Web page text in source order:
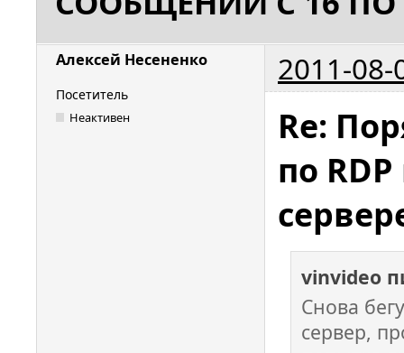
Алексей Несененко 2011-08-
Посетитель
Неактивен
Re:
по
vinvideo
Снова
сервер,